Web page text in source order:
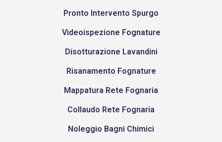
Pronto Intervento Spurgo
Videoispezione Fognature
Disotturazione Lavandini
Risanamento Fognature
Mappatura Rete Fognaria
Collaudo Rete Fognaria
Noleggio Bagni Chimici